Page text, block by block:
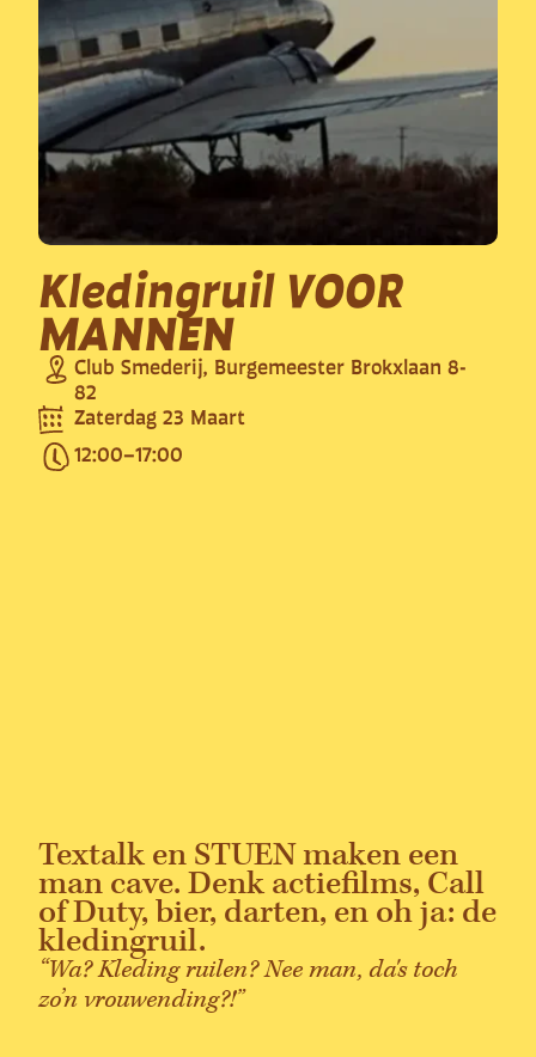
Kledingruil VOOR
MANNEN
Club Smederij, Burgemeester Brokxlaan 8-
82
Zaterdag 23 Maart
12:00–17:00
Textalk en STUEN maken een
man cave. Denk actiefilms, Call
of Duty, bier, darten, en oh ja: de
kledingruil.
“Wa? Kleding ruilen? Nee man, da's toch
zo’n vrouwending?!”